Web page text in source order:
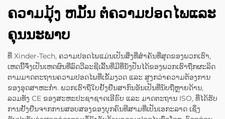
ຄວາມມຸ້ງ ຫມັ້ນ ຕໍ່ຄວາມປອດໄພແລະ
ຄຸນນະພາບ
ທີ່ Xinder-Tech, ຄວາມປອດໄພແມ່ນເປັນສິ່ງທີ່ສຳຄັນທີ່ສຸດຂອງພວກເຮົາ,
ເຫດນີ້ຈຶ່ງເປັນເຫດຜົນທີ່ລົດວີລະຊີເລີ້ນທີ່ມີທີ່ນັ່ງປັ່ນໄດ້ຂອງພວກເຮົາຖືກຜະລິດ
ຕາມມາດຕະຖານຄວາມປອດໄພທີ່ເຂັ້ມງວດ ແລະ ສູງກວ່າຄວາມຕ້ອງການ
ຂອງອຸດສາຫະກຳ. ພວກເຮົາຖືໃບຢັ້ງຢືນສາກົນອັນເປັນທີ່ນັບຖືຫຼາຍດ້ານ,
ລວມທັງ CE ຂອງສະຫະປະຊາຊາດເອີຣົບ ແລະ ມາດຕະຖານ ISO, ທີ່ໄດ້ຮັບ
ການຢັ້ງຢືນຈາກການສອບສອງຂອງບຸກຄົນທີສາມທີ່ເປັນເອກະລາດ ເຊິ່ງ